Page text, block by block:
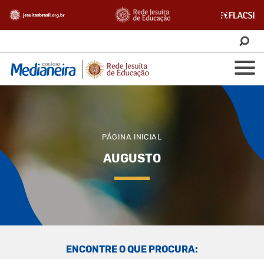
PÁGINA INICIAL
AUGUSTO
ENCONTRE O QUE PROCURA: